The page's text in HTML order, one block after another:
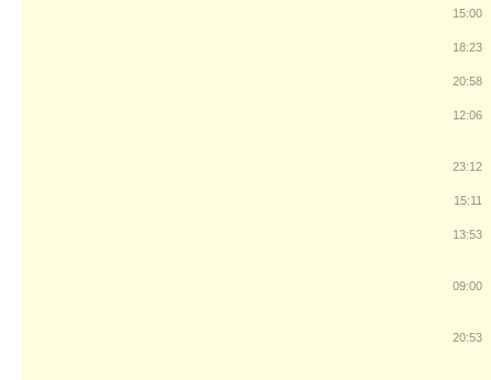
15:00
18:23
20:58
12:06
23:12
15:11
13:53
09:00
20:53